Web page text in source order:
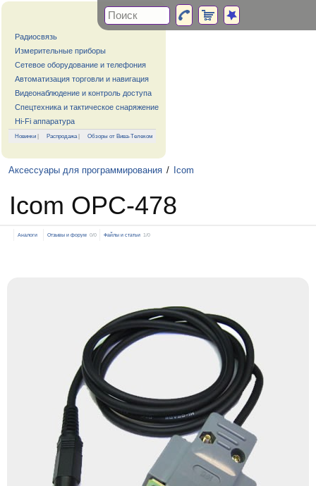
Радиосвязь
Измерительные приборы
Сетевое оборудование и телефония
Автоматизация торговли и навигация
Видеонаблюдение и контроль доступа
Спецтехника и тактическое снаряжение
Hi-Fi аппаратура
Новинки | Распродажа| Обзоры от Вива-Телеком
Аксессуары для программирования / Icom
Icom OPC-478
Аналоги Отзывы и форум 0/0 Файлы и статьи 1/0